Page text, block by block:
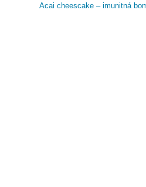
Acai cheescake – imunitná